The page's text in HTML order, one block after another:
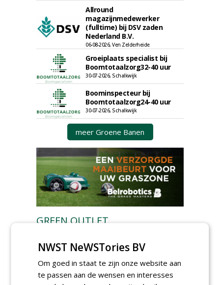
Allround
magazijnmedewerker
(fulltime) bij DSV zaden
Nederland B.V.
06-08-2026, Ven Zelderheide
Groeiplaats specialist bij
Boomtotaalzorg32-40 uur
30-07-2026, Schalkwijk
Boominspecteur bij
Boomtotaalzorg24-40 uur
30-07-2026, Schalkwijk
meer Groene Banen
GREEN OUTLET
plaatsen via zijn eigen account.
Plaats een gratis advertentie
NWST NeWSTories BV
Om goed in staat te zijn onze website aan
te passen aan de wensen en interesses